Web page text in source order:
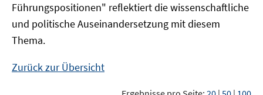
Führungspositionen" reflektiert die wissenschaftliche
und politische Auseinandersetzung mit diesem
Thema.
Zurück zur Übersicht